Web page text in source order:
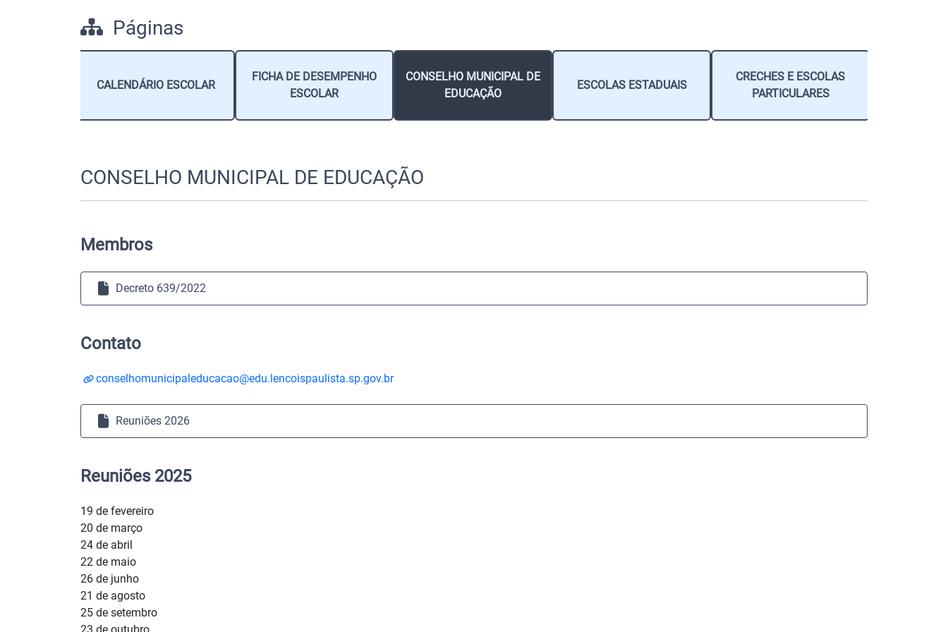
Páginas
CALENDÁRIO ESCOLAR
FICHA DE DESEMPENHO
ESCOLAR
CONSELHO MUNICIPAL DE
EDUCAÇÃO
ESCOLAS ESTADUAIS
CRECHES E ESCOLAS
PARTICULARES
CONSELHO MUNICIPAL DE EDUCAÇÃO
Membros
Decreto 639/2022
Contato
conselhomunicipaleducacao@edu.lencoispaulista.sp.gov.br
Reuniões 2026
Reuniões 2025
19 de fevereiro
20 de março
24 de abril
22 de maio
26 de junho
21 de agosto
25 de setembro